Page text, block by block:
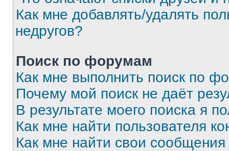
Как мне добавлять/удалять
недругов?
Поиск по форумам
Как мне выполнить поиск по
Почему мой поиск не даёт
В результате моего поиска я
Как мне найти пользователя
Как мне найти свои